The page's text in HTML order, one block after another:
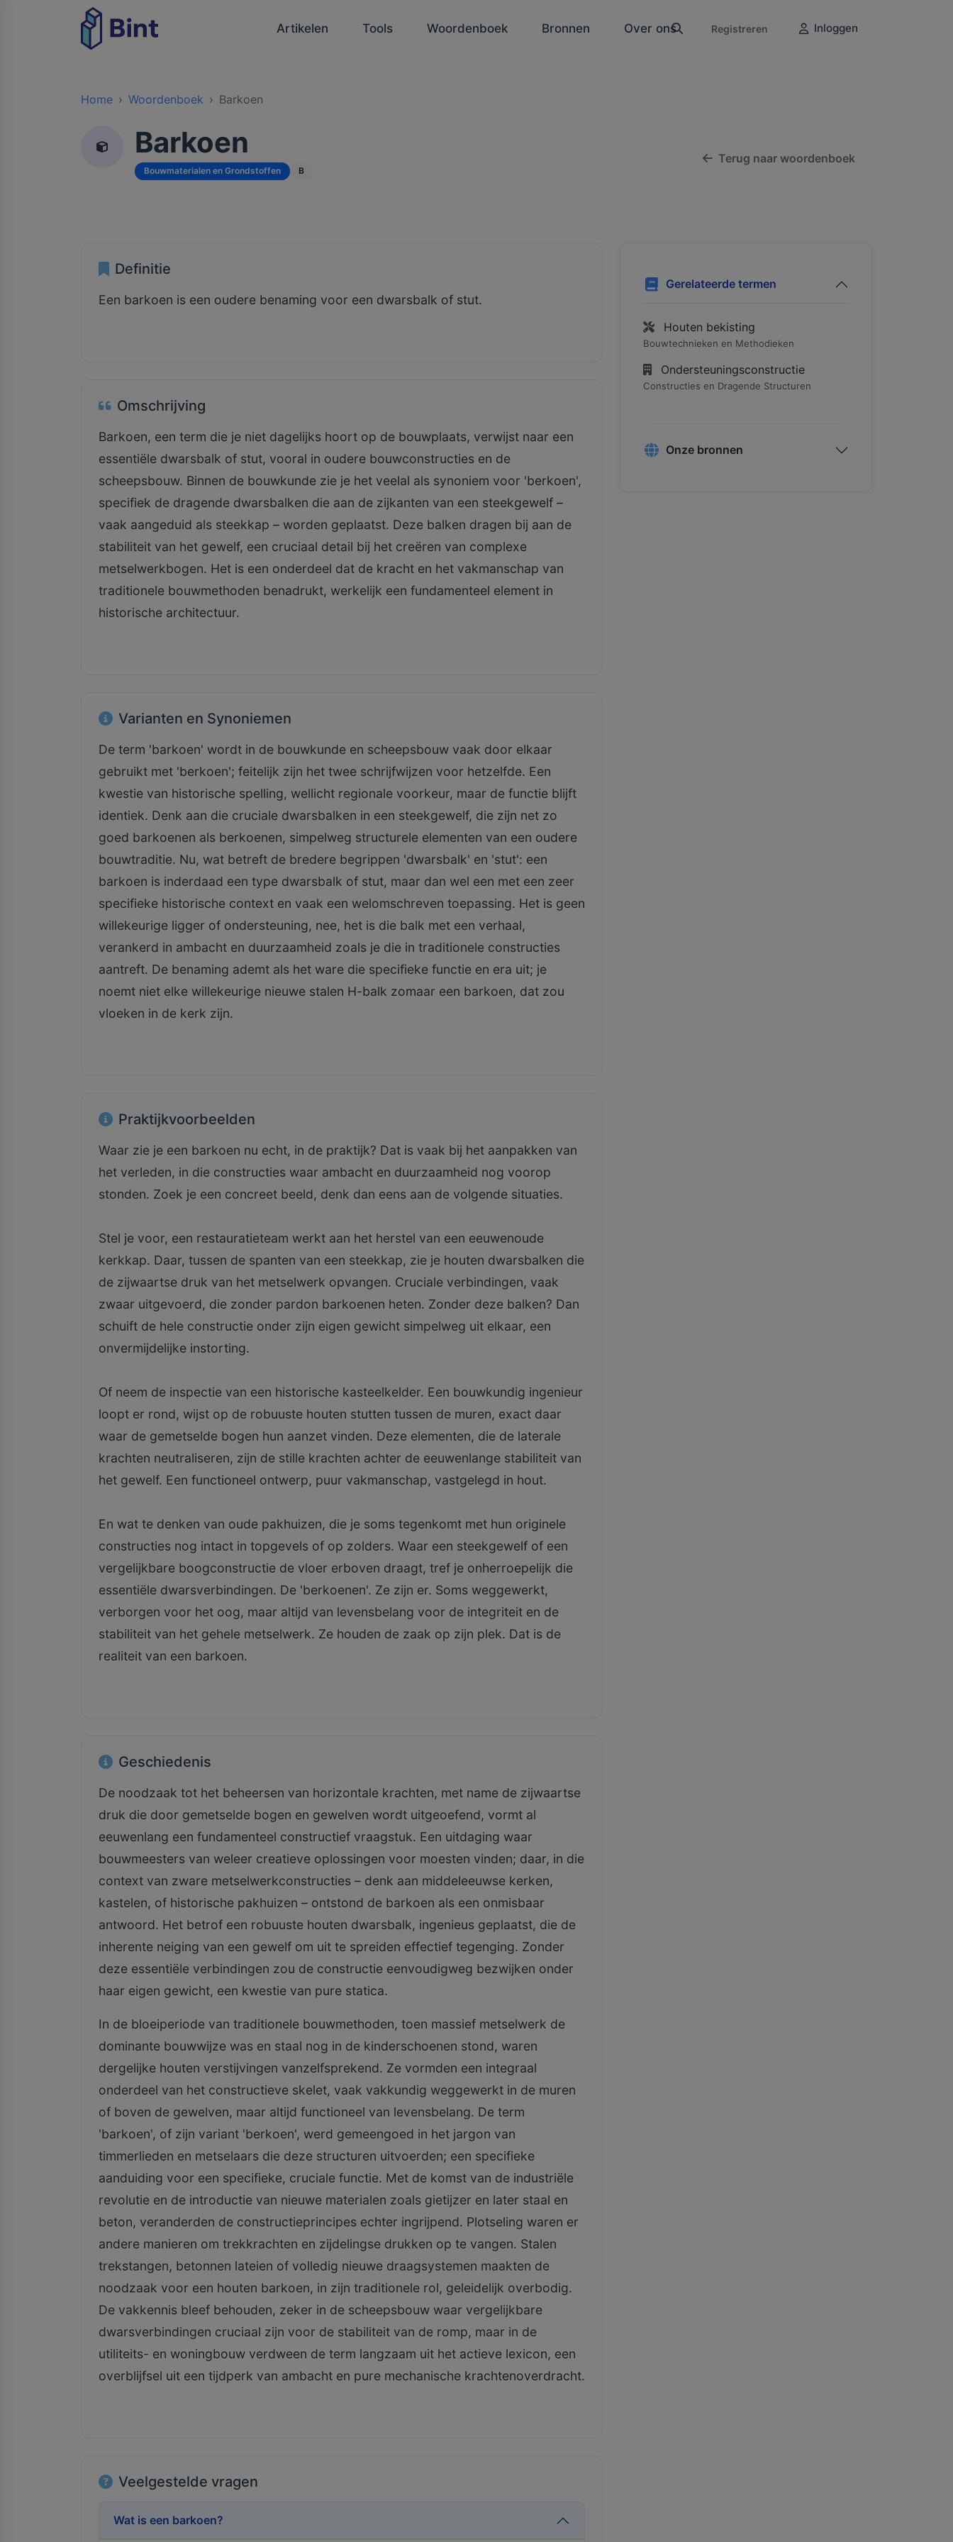
Artikelen Tools Woordenboek Bronnen Over ons Registreren Inloggen
Home Woordenboek Barkoen
Barkoen
Bouwmaterialen en Grondstoffen B
Terug naar woordenboek
Definitie
Een barkoen is een oudere benaming voor een dwarsbalk of stut.
Omschrijving
Barkoen, een term die je niet dagelijks hoort op de bouwplaats, verwijst naar een
essentiële dwarsbalk of stut, vooral in oudere bouwconstructies en de
scheepsbouw. Binnen de bouwkunde zie je het veelal als synoniem voor 'berkoen',
specifiek de dragende dwarsbalken die aan de zijkanten van een steekgewelf –
vaak aangeduid als steekkap – worden geplaatst. Deze balken dragen bij aan de
stabiliteit van het gewelf, een cruciaal detail bij het creëren van complexe
metselwerkbogen. Het is een onderdeel dat de kracht en het vakmanschap van
traditionele bouwmethoden benadrukt, werkelijk een fundamenteel element in
historische architectuur.
Varianten en Synoniemen
De term 'barkoen' wordt in de bouwkunde en scheepsbouw vaak door elkaar
gebruikt met 'berkoen'; feitelijk zijn het twee schrijfwijzen voor hetzelfde. Een
kwestie van historische spelling, wellicht regionale voorkeur, maar de functie blijft
identiek. Denk aan die cruciale dwarsbalken in een steekgewelf, die zijn net zo
goed barkoenen als berkoenen, simpelweg structurele elementen van een oudere
bouwtraditie. Nu, wat betreft de bredere begrippen 'dwarsbalk' en 'stut': een
barkoen is inderdaad een type dwarsbalk of stut, maar dan wel een met een zeer
specifieke historische context en vaak een welomschreven toepassing. Het is geen
willekeurige ligger of ondersteuning, nee, het is die balk met een verhaal,
verankerd in ambacht en duurzaamheid zoals je die in traditionele constructies
aantreft. De benaming ademt als het ware die specifieke functie en era uit; je
noemt niet elke willekeurige nieuwe stalen H-balk zomaar een barkoen, dat zou
vloeken in de kerk zijn.
Praktijkvoorbeelden
Waar zie je een barkoen nu echt, in de praktijk? Dat is vaak bij het aanpakken van
het verleden, in die constructies waar ambacht en duurzaamheid nog voorop
stonden. Zoek je een concreet beeld, denk dan eens aan de volgende situaties.
Stel je voor, een restauratieteam werkt aan het herstel van een eeuwenoude
kerkkap. Daar, tussen de spanten van een steekkap, zie je houten dwarsbalken die
de zijwaartse druk van het metselwerk opvangen. Cruciale verbindingen, vaak
zwaar uitgevoerd, die zonder pardon barkoenen heten. Zonder deze balken? Dan
schuift de hele constructie onder zijn eigen gewicht simpelweg uit elkaar, een
onvermijdelijke instorting.
Of neem de inspectie van een historische kasteelkelder. Een bouwkundig ingenieur
loopt er rond, wijst op de robuuste houten stutten tussen de muren, exact daar
waar de gemetselde bogen hun aanzet vinden. Deze elementen, die de laterale
krachten neutraliseren, zijn de stille krachten achter de eeuwenlange stabiliteit van
het gewelf. Een functioneel ontwerp, puur vakmanschap, vastgelegd in hout.
En wat te denken van oude pakhuizen, die je soms tegenkomt met hun originele
constructies nog intact in topgevels of op zolders. Waar een steekgewelf of een
vergelijkbare boogconstructie de vloer erboven draagt, tref je onherroepelijk die
essentiële dwarsverbindingen. De 'berkoenen'. Ze zijn er. Soms weggewerkt,
verborgen voor het oog, maar altijd van levensbelang voor de integriteit en de
stabiliteit van het gehele metselwerk. Ze houden de zaak op zijn plek. Dat is de
realiteit van een barkoen.
Geschiedenis
De noodzaak tot het beheersen van horizontale krachten, met name de zijwaartse
druk die door gemetselde bogen en gewelven wordt uitgeoefend, vormt al
eeuwenlang een fundamenteel constructief vraagstuk. Een uitdaging waar
bouwmeesters van weleer creatieve oplossingen voor moesten vinden; daar, in die
context van zware metselwerkconstructies – denk aan middeleeuwse kerken,
kastelen, of historische pakhuizen – ontstond de barkoen als een onmisbaar
antwoord. Het betrof een robuuste houten dwarsbalk, ingenieus geplaatst, die de
inherente neiging van een gewelf om uit te spreiden effectief tegenging. Zonder
deze essentiële verbindingen zou de constructie eenvoudigweg bezwijken onder
haar eigen gewicht, een kwestie van pure statica.
In de bloeiperiode van traditionele bouwmethoden, toen massief metselwerk de
dominante bouwwijze was en staal nog in de kinderschoenen stond, waren
dergelijke houten verstijvingen vanzelfsprekend. Ze vormden een integraal
onderdeel van het constructieve skelet, vaak vakkundig weggewerkt in de muren
of boven de gewelven, maar altijd functioneel van levensbelang. De term
'barkoen', of zijn variant 'berkoen', werd gemeengoed in het jargon van
timmerlieden en metselaars die deze structuren uitvoerden; een specifieke
aanduiding voor een specifieke, cruciale functie. Met de komst van de industriële
revolutie en de introductie van nieuwe materialen zoals gietijzer en later staal en
beton, veranderden de constructieprincipes echter ingrijpend. Plotseling waren er
andere manieren om trekkrachten en zijdelingse drukken op te vangen. Stalen
trekstangen, betonnen lateien of volledig nieuwe draagsystemen maakten de
noodzaak voor een houten barkoen, in zijn traditionele rol, geleidelijk overbodig.
De vakkennis bleef behouden, zeker in de scheepsbouw waar vergelijkbare
dwarsverbindingen cruciaal zijn voor de stabiliteit van de romp, maar in de
utiliteits- en woningbouw verdween de term langzaam uit het actieve lexicon, een
overblijfsel uit een tijdperk van ambacht en pure mechanische krachtenoverdracht.
Veelgestelde vragen
Wat is een barkoen?
Gerelateerde termen
Houten bekisting
Bouwtechnieken en Methodieken
Ondersteuningsconstructie
Constructies en Dragende Structuren
Onze bronnen